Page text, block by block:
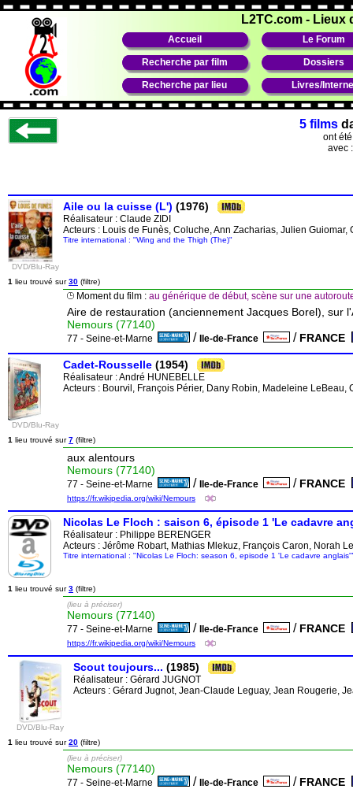
L2TC.com - Lieux
Accueil Le Forum
Recherche par film Dossiers
Recherche par lieu Livres/
5 films
ont
avec
DVD/Blu-Ray
Aile ou la cuisse (L') (1976)
Réalisateur : Claude ZIDI
Acteurs : Louis de Funès, Coluche, Ann Zacharias, Julien Guiomar,
Titre international : "Wing and the Thigh (The)"
1 lieu trouvé sur30 (filtre)
Moment du film : au générique de début, scène sur une
Aire de restauration (anciennement Jacques Borel), sur
Nemours (77140)
77 - Seine-et-Marne / Ile-de-France / FRANCE
DVD/Blu-Ray
Cadet-Rousselle (1954)
Réalisateur :André HUNEBELLE
Acteurs : Bourvil, François Périer, Dany Robin, Madeleine LeBeau,
1 lieu trouvé sur7 (filtre)
aux alentours
Nemours (77140)
77 - Seine-et-Marne / Ile-de-France / FRANCE
https://fr.wikipedia.org/wiki/Nemours
Nicolas Le Floch : saison 6, épisode 1 'Le cadavre
Réalisateur : Philippe BERENGER
Acteurs : Jérôme Robart, Mathias Mlekuz, François Caron, Norah
Titre international : "Nicolas Le Floch: season 6, episode 1 'Le cadavre anglais'"
1 lieu trouvé sur3 (filtre)
(lieu à préciser)
Nemours (77140)
77 - Seine-et-Marne / Ile-de-France / FRANCE
https://fr.wikipedia.org/wiki/Nemours
DVD/Blu-Ray
Scout toujours... (1985)
Réalisateur : Gérard JUGNOT
Acteurs : Gérard Jugnot, Jean-Claude Leguay, Jean Rougerie,
1 lieu trouvé sur20 (filtre)
(lieu à préciser)
Nemours (77140)
77 - Seine-et-Marne / Ile-de-France / FRANCE